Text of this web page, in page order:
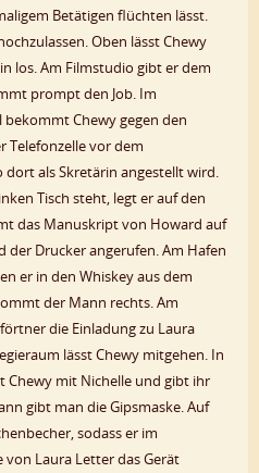
Betätigen flüchten lässt.
Oben lässt Chewy
los. Am Filmstudio gibt er dem
prompt den Job. Im
Chewy gegen den
Telefonzelle vor dem
dort als Skretärin angestellt wird.
Tisch steht, legt er auf den
das Manuskript von Howard auf
der Drucker angerufen. Am Hafen
er in den Whiskey aus dem
der Mann rechts. Am
die Einladung zu Laura
lässt Chewy mitgehen. In
Chewy mit Nichelle und gibt ihr
gibt man die Gipsmaske. Auf
sodass er im
von Laura Letter das Gerät